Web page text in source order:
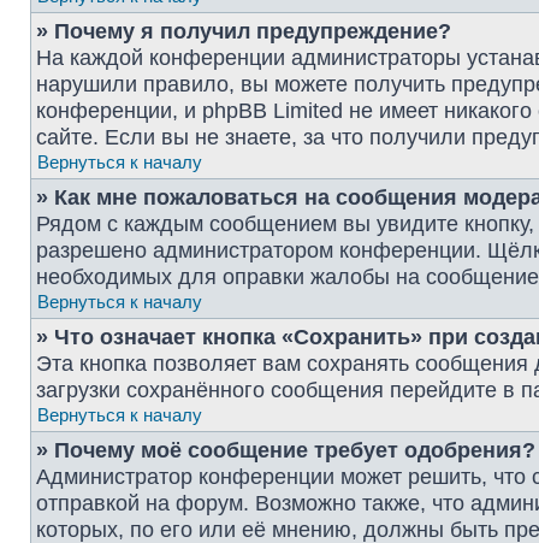
» Почему я получил предупреждение?
На каждой конференции администраторы
нарушили правило, вы можете получить
конференции, и phpBB Limited не имеет
сайте. Если вы не знаете, за что получили
Вернуться к началу
» Как мне пожаловаться на сообщения
Рядом с каждым сообщением вы увидите
разрешено администратором конференции.
необходимых для оправки жалобы на
Вернуться к началу
» Что означает кнопка «Сохранить» при
Эта кнопка позволяет вам сохранять
загрузки сохранённого сообщения перейдите в
Вернуться к началу
» Почему моё сообщение требует одобрения?
Администратор конференции может решить,
отправкой на форум. Возможно также, что
которых, по его или её мнению, должны быть